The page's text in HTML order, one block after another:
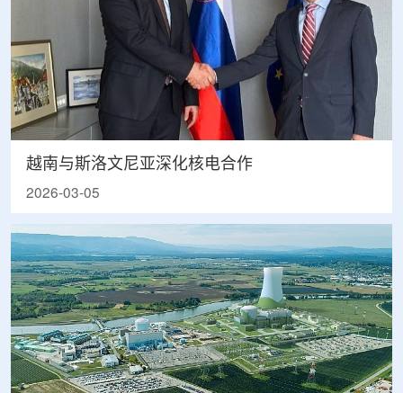
越南与斯洛文尼亚深化核电合作
2026-03-05